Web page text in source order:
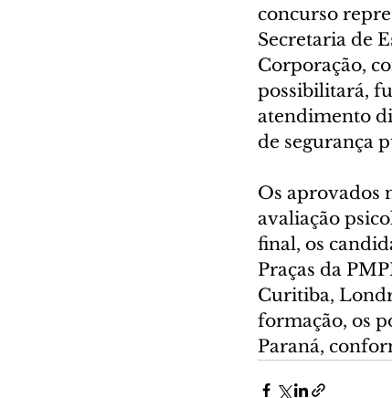
concurso
Secretaria de
Corporação,
possibilitará,
atendimento
de segurança
Os aprovados
avaliação
final, os
Praças da
Curitiba,
formação, os
Paraná,